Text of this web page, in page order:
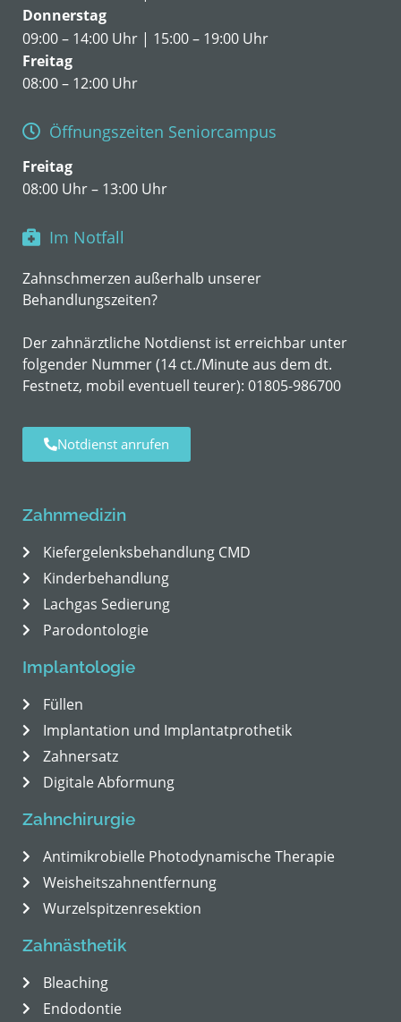
Donnerstag
09:00 – 14:00 Uhr | 15:00 – 19:00 Uhr
Freitag
08:00 – 12:00 Uhr
Öffnungszeiten Seniorcampus
Freitag
08:00 Uhr – 13:00 Uhr
Im Notfall
Zahnschmerzen außerhalb unserer
Behandlungszeiten?
Der zahnärztliche Notdienst ist erreichbar unter
folgender Nummer (14 ct./Minute aus dem dt.
Festnetz, mobil eventuell teurer): 01805-986700
Notdienst anrufen
Zahnmedizin
Kiefergelenksbehandlung CMD
Kinderbehandlung
Lachgas Sedierung
Parodontologie
Implantologie
Füllen
Implantation und Implantatprothetik
Zahnersatz
Digitale Abformung
Zahnchirurgie
Antimikrobielle Photodynamische Therapie
Weisheitszahnentfernung
Wurzelspitzenresektion
Zahnästhetik
Bleaching
Endodontie